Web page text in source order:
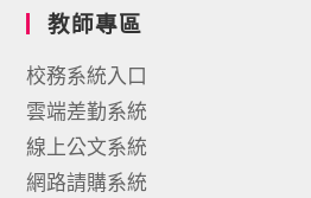
教師專區
校務系統入口
雲端差勤系統
線上公文系統
網路請購系統